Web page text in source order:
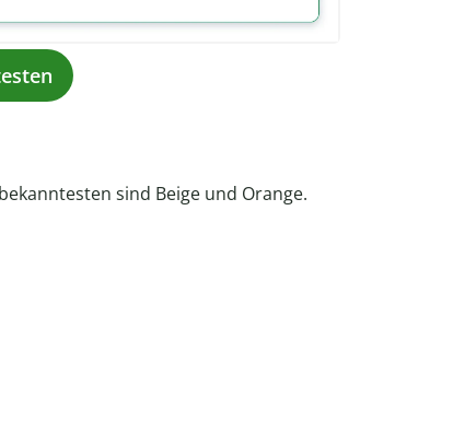
sind Beige und Orange.